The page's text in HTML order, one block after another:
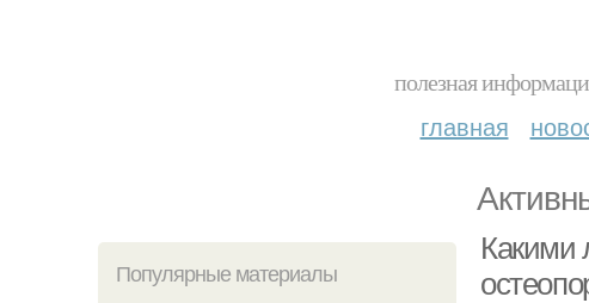
полезная
главная
Популярные материалы
Какими